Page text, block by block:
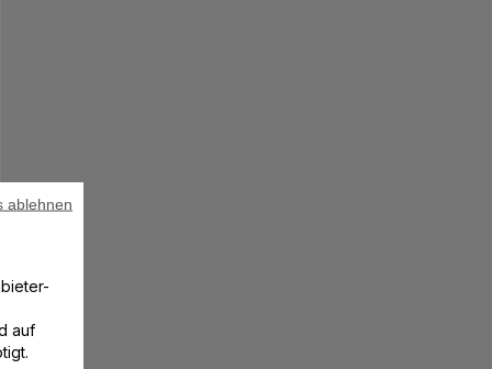
auf
ablehnen